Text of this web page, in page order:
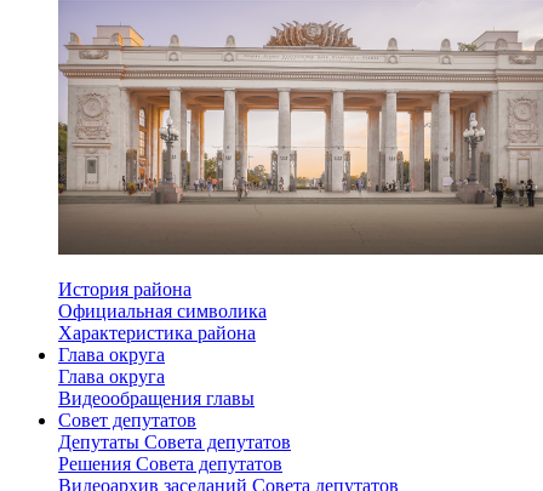
История района
Официальная символика
Характеристика района
Глава округа
Глава округа
Видеообращения главы
Совет депутатов
Депутаты Совета депутатов
Решения Совета депутатов
Видеоархив заседаний Совета депутатов